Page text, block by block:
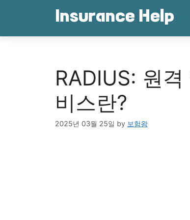
Insurance Help
RADIUS: 원
비스란?
2025년 03월 25일 by 보험왕